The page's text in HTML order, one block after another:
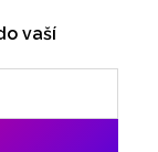
vaší